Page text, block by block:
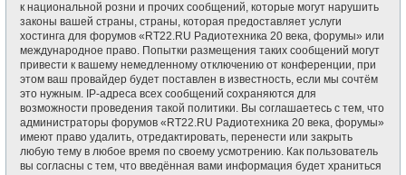
к национальной розни и прочих сообщений, которые могут нарушить
законы вашей страны, страны, которая предоставляет услуги
хостинга для форумов «RT22.RU Радиотехника 20 века, форумы» или
международное право. Попытки размещения таких сообщений могут
привести к вашему немедленному отключению от конференции, при
этом ваш провайдер будет поставлен в известность, если мы сочтём
это нужным. IP-адреса всех сообщений сохраняются для
возможности проведения такой политики. Вы соглашаетесь с тем, что
администраторы форумов «RT22.RU Радиотехника 20 века, форумы»
имеют право удалить, отредактировать, перенести или закрыть
любую тему в любое время по своему усмотрению. Как пользователь
вы согласны с тем, что введённая вами информация будет храниться